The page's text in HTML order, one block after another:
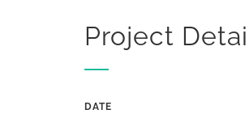
Project
DATE